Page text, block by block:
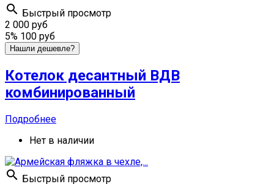
 Быстрый просмотр
2 000 руб
5% 100 руб
Нашли дешевле?
Котелок десантный ВДВ
комбинированный
Подробнее
Нет в наличии
 Быстрый просмотр